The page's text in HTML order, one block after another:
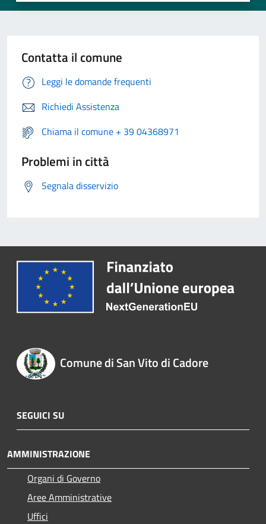
Contatta il comune
Leggi le domande frequenti
Richiedi Assistenza
Chiama il comune + 39 04368971
Problemi in città
Segnala disservizio
Comune di San Vito di Cadore
SEGUICI SU
AMMINISTRAZIONE
Organi di Governo
Aree Amministrative
Uffici